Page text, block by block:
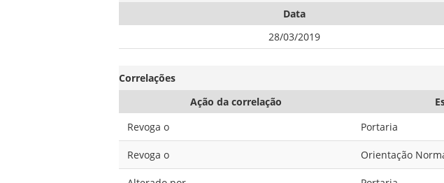
Data
28/03/2019
Correlações
Ação da correlação
Revoga o
Portaria
Revoga o Orientação